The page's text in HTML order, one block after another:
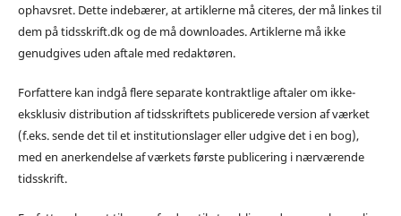
ophavsret. Dette indebærer, at artiklerne må citeres, der må linkes til
dem på tidsskrift.dk og de må downloades. Artiklerne må ikke
genudgives uden aftale med redaktøren.
Forfattere kan indgå flere separate kontraktlige aftaler om ikke-
eksklusiv distribution af tidsskriftets publicerede version af værket
(f.eks. sende det til et institutionslager eller udgive det i en bog),
med en anerkendelse af værkets første publicering i nærværende
tidsskrift.